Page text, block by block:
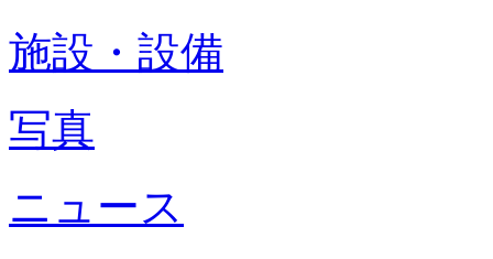
施設・設備
写真
ニュース